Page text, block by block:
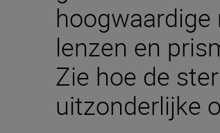
lenzen en
Zie hoe de
uitzonderlijke